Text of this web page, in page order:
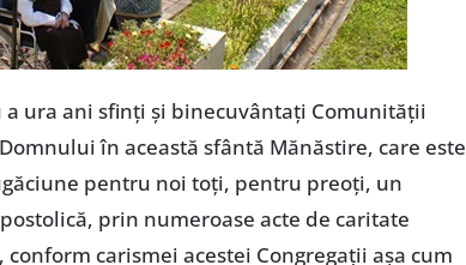
a ura ani sfinţi şi binecuvântaţi Comunităţii
în această sfântă Mănăstire, care este
pentru noi toţi, pentru preoţi, un
prin numeroase acte de caritate
carismei acestei Congregaţii aşa cum